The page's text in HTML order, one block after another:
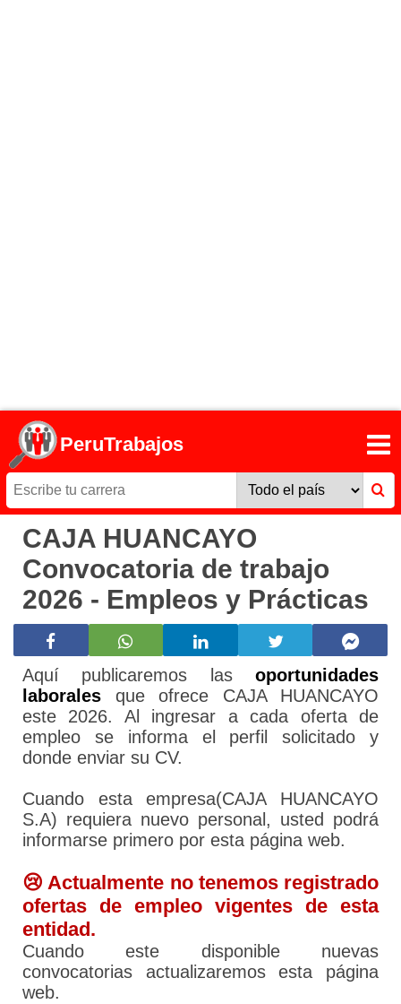
PeruTrabajos
CAJA HUANCAYO
Convocatoria de trabajo
2026 - Empleos y Prácticas
Aquí publicaremos las oportunidades
laborales que ofrece CAJA HUANCAYO
este 2026. Al ingresar a cada oferta de
empleo se informa el perfil solicitado y
donde enviar su CV.
Cuando esta empresa(CAJA HUANCAYO
S.A) requiera nuevo personal, usted podrá
informarse primero por esta página web.
😢 Actualmente no tenemos registrado
ofertas de empleo vigentes de esta
entidad.
Cuando este disponible nuevas
convocatorias actualizaremos esta página
web.